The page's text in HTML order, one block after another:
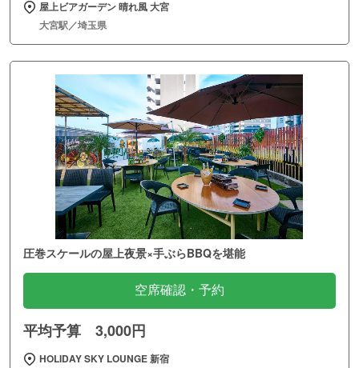
屋上ビアガーデン 晴れ風 大宮
大宮駅／埼玉県
圧巻スケールの屋上夜景×手ぶらBBQを堪能
空席確認・予約
平均予算 3,000円
HOLIDAY SKY LOUNGE 新宿